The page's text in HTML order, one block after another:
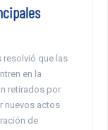
resolvió que las
en la
retirados por
nuevos actos
de